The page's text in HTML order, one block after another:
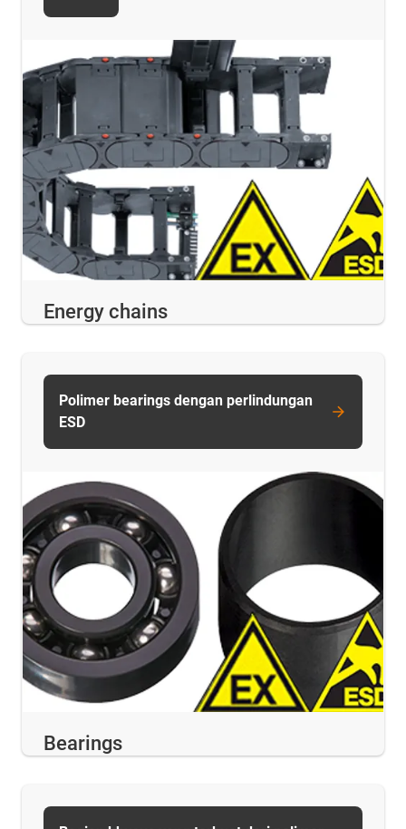
Energy chains
Bearings
Polimer bearings dengan perlindungan
ESD